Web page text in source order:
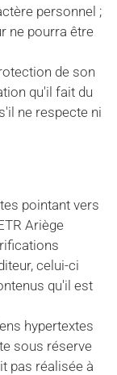
personnel ;
ne pourra être
de son
qu'il fait du
ne respecte ni
pointant vers
Ariège
celui-ci
qu'il est
hypertextes
sous réserve
pas réalisée à